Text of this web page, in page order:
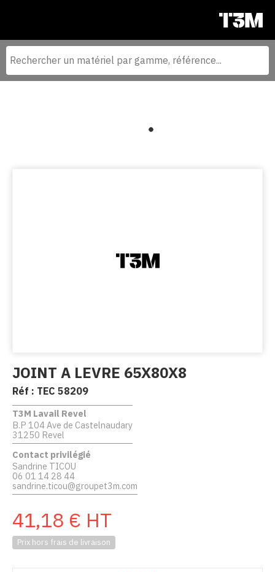
JOINT A LEVRE 65X80X8
Réf : TEC 58209
T3M Lavail Revel
B.P 104 Ave de Castelnaudary
31250 Revel
Contact privilégié
Sandrine TICOU
06 01 14 28 44
sandrine.ticou@groupet3m.com
41,18 € HT
Prix hors frais de livraison